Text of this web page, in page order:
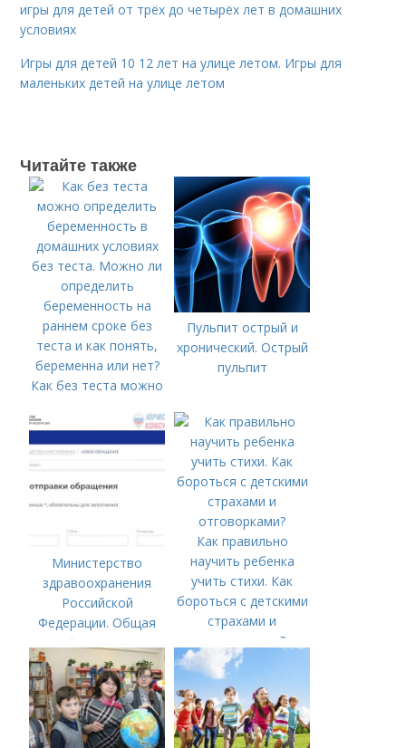
игры для детей от трёх до четырёх лет в домашних
условиях
Игры для детей 10 12 лет на улице летом. Игры для
маленьких детей на улице летом
Читайте также
Как без теста можно
беременность в
домашних условиях
без теста. Можно ли
определить
беременность на
беременна или нет?
Пульпит острый и
хронический. Острый
пульпит
Министерство
здравоохранения
Российской
Федерации. Общая
информация о
Министерстве
здравоохранения
Российской
Федерации
Как правильно
научить ребенка
учить стихи. Как
бороться с детскими
страхами и
отговорками?